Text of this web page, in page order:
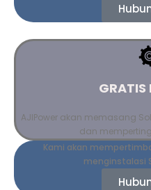
GRATIS
AJIPower akan memasang
dan
Kami akan
menginstalasi